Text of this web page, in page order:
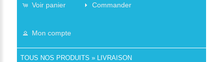
Voir panier Commander
Mon compte
TOUS NOS PRODUITS » LIVRAISON